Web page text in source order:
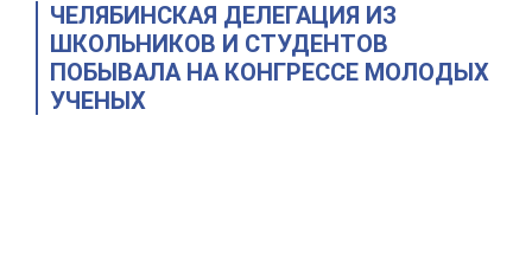
ЧЕЛЯБИНСКАЯ ДЕЛЕГАЦИЯ ИЗ
ШКОЛЬНИКОВ И СТУДЕНТОВ
ПОБЫВАЛА НА КОНГРЕССЕ МОЛОДЫХ
УЧЕНЫХ